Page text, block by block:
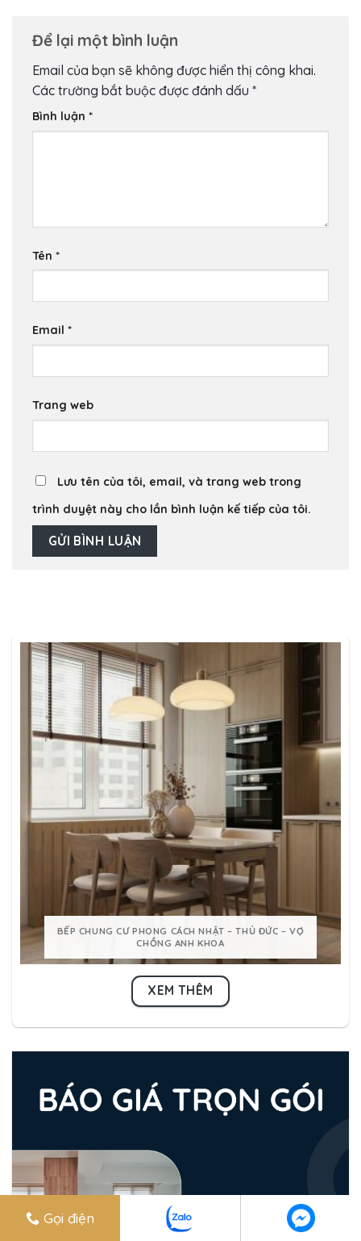
Để lại một bình luận
Email của bạn sẽ không được hiển thị công khai.
Các trường bắt buộc được đánh dấu *
Bình luận *
Tên *
Email *
Trang web
Lưu tên của tôi, email, và trang web trong
trình duyệt này cho lần bình luận kế tiếp của tôi.
BẾP CHUNG CƯ PHONG CÁCH NHẬT – THỦ ĐỨC – VỢ
CHỒNG ANH KHOA
XEM THÊM
Gọi điện